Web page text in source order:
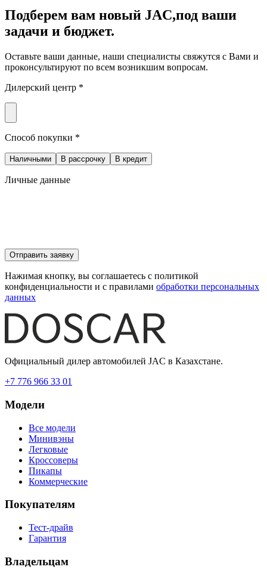
Подберем вам новый JAC,под ваши
задачи и бюджет.
Оставьте ваши данные, наши специалисты свяжутся с Вами и
проконсультируют по всем возникшим вопросам.
Дилерский центр *
Способ покупки *
Наличными В рассрочку В кредит
Личные данные
Отправить заявку
Нажимая кнопку, вы соглашаетесь с политикой
конфиденциальности и с правилами обработки персональных
данных
Официальный дилер автомобилей JAC в Казахстане.
+7 776 966 33 01
Модели
Все модели
Минивэны
Легковые
Кроссоверы
Пикапы
Коммерческие
Покупателям
Тест-драйв
Гарантия
Владельцам